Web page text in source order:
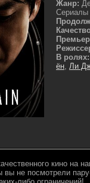
Жанр:
Сериалы
В ролях:
ён, Ли
кино
не посмотрели